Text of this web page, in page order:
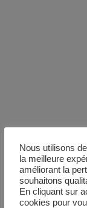
Nous utilisons
la meilleure
améliorant la
souhaitons
En cliquant sur
cookies pour